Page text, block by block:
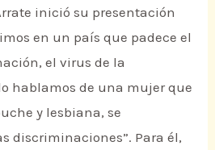
inició su presentación
en un país que padece el
el virus de la
hablamos de una mujer que
y lesbiana, se
discriminaciones”. Para él,